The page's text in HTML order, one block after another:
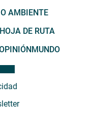
AMBIENTE
HOJA DE RUTA
MUNDO